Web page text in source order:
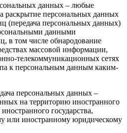
данных – любые
раскрытие персональных данных
(передача персональных данных)
данными
в том числе обнародование
массовой информации,
телекоммуникационных сетях
к персональным данным каким-
персональных данных –
на территорию иностранного
государства,
или иностранному юридическому